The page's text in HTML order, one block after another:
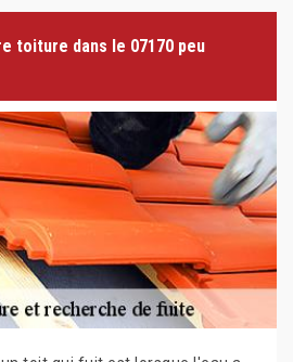
toiture dans le 07170 peu